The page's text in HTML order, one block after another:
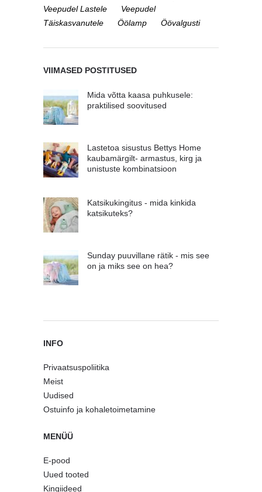
Veepudel Lastele
Veepudel
Täiskasvanutele
Öölamp Öövalgusti
VIIMASED POSTITUSED
Mida võtta kaasa puhkusele:
praktilised soovitused
Lastetoa sisustus Bettys Home
kaubamärgilt- armastus, kirg ja
unistuste kombinatsioon
Katsikukingitus - mida kinkida
katsikuteks?
Sunday puuvillane rätik - mis see
on ja miks see on hea?
INFO
Privaatsuspoliitika
Meist
Uudised
Ostuinfo ja kohaletoimetamine
MENÜÜ
E-pood
Uued tooted
Kingiideed